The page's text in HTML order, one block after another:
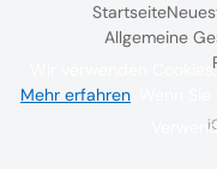
Startseite
Allgemeine
Wir verwenden
Mehr erfahren